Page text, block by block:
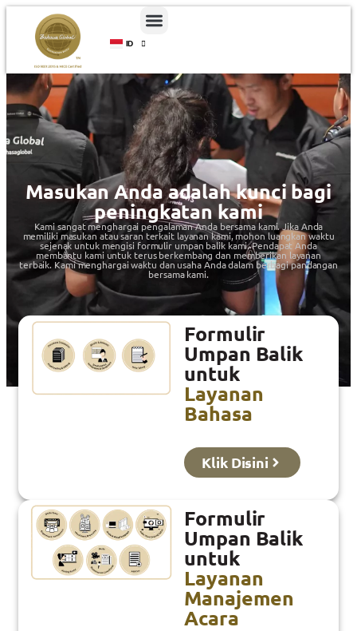
ID
EN
Masukan Anda adalah kunci bagi
peningkatan kami
Kami sangat menghargai pengalaman Anda bersama kami. Jika Anda
memiliki masukan atau saran terkait layanan kami, mohon luangkan waktu
sejenak untuk mengisi formulir umpan balik kami. Pendapat Anda
membantu kami untuk terus berkembang dan memberikan layanan
terbaik. Kami menghargai waktu dan usaha Anda dalam berbagi pandangan
bersama kami.
Formulir
Umpan Balik
untuk
Layanan
Bahasa
Klik Disini
Formulir
Umpan Balik
untuk
Layanan
Manajemen
Acara